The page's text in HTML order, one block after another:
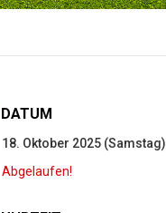
DATUM
18. Oktober 2025 (Samstag)
Abgelaufen!